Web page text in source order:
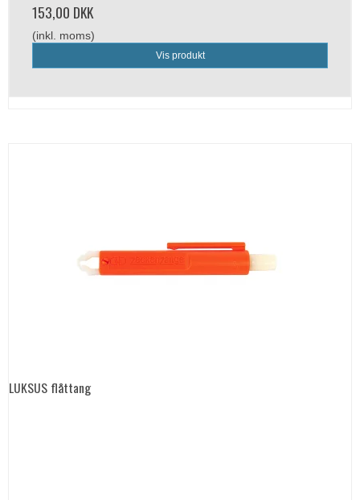
153,00 DKK
(inkl. moms)
Vis produkt
LUKSUS flåttang